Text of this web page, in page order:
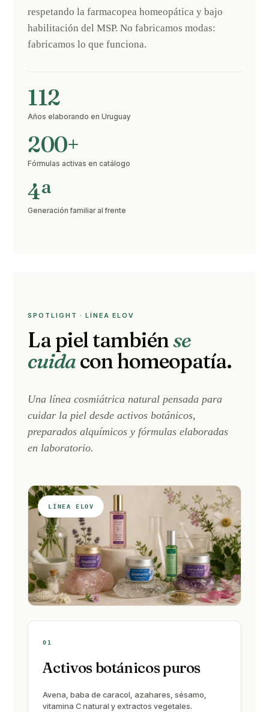
respetando la farmacopea homeopática y bajo
habilitación del MSP. No fabricamos modas:
fabricamos lo que funciona.
112
Años elaborando en Uruguay
200+
Fórmulas activas en catálogo
4ª
Generación familiar al frente
SPOTLIGHT · LÍNEA ELOV
La piel tambiénse
cuidacon homeopatía.
Una línea cosmiátrica natural pensada para
cuidar la piel desde activos botánicos,
preparados alquímicos y fórmulas elaboradas
en laboratorio.
LÍNEA ELOV
01
Activos botánicos puros
Avena, baba de caracol, azahares, sésamo,
vitamina C natural y extractos vegetales.